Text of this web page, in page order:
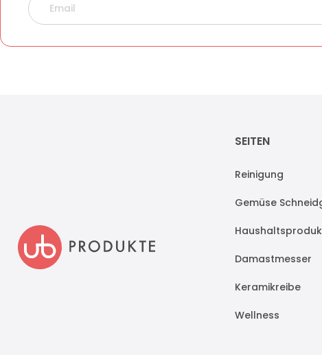
SEITEN
Reinigung
Gemüse
Damastmesser
Keramikreibe
Wellness